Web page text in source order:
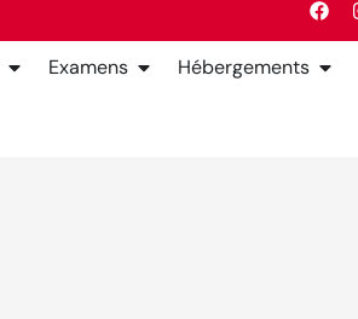
Examens Hébergements